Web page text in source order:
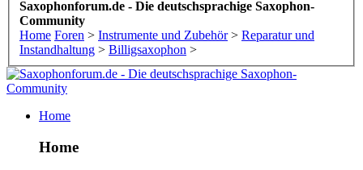
Saxophonforum.de - Die deutschsprachige Saxophon-
Community
Home Foren > Instrumente und Zubehör > Reparatur und
Instandhaltung > Billigsaxophon >
Home
Home